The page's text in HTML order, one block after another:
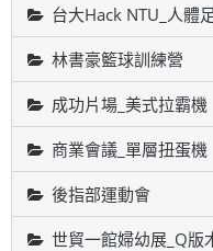
台大Hack NTU_人體
林書豪籃球訓練營
成功片場_美式拉霸機
商業會議_單層扭蛋機
後指部運動會
世貿一館婦幼展_Q版